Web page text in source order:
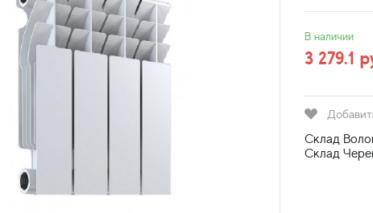
В наличии
3 279.1
Склад
Склад